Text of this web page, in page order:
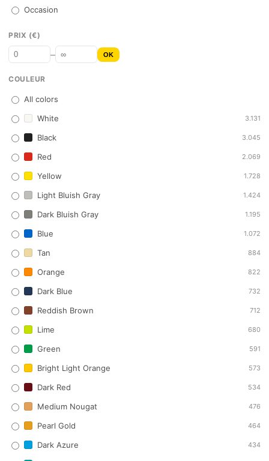
Occasion
PRIX (€)
– OK
COULEUR
All colors
White
3.131
Black 3.045
Red 2.069
Yellow 1.728
Light Bluish Gray 1.424
Dark Bluish Gray 1.195
Blue 1.072
Tan 884
Orange 822
Dark Blue 732
Reddish Brown 712
Lime 680
Green 591
Bright Light Orange 573
Dark Red 534
Medium Nougat 476
Pearl Gold 464
Dark Azure 434